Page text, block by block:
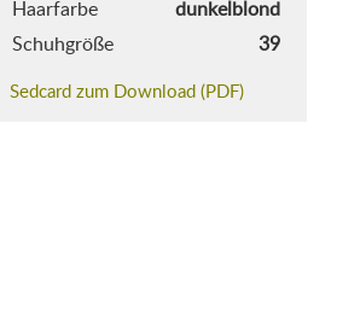
Haarfarbe
dunkelblond
Schuhgröße
39
Sedcard zum Download (PDF)